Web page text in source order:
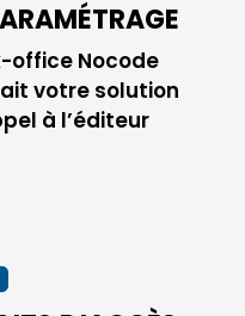
office Nocode
votre solution
à l’éditeur